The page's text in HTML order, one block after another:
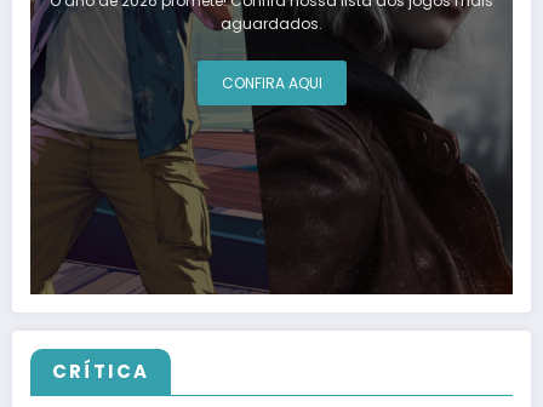
aguardados.
CONFIRA AQUI
CRÍTICA